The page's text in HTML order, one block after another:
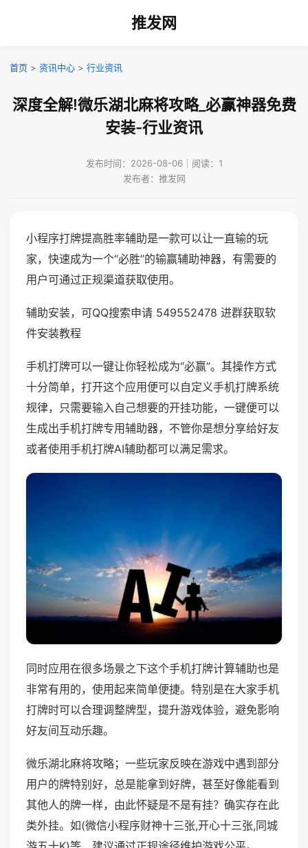
推发网
首页 > 资讯中心 > 行业资讯
深度全解!微乐湖北麻将攻略_必赢神器免费
安装-行业资讯
发布时间：2026-08-06｜阅读：1
发布者：推发网
小程序打牌提高胜率辅助是一款可以让一直输的玩
家，快速成为一个“必胜”的输赢辅助神器，有需要的
用户可通过正规渠道获取使用。
辅助安装，可QQ搜索申请 549552478 进群获取软
件安装教程
手机打牌可以一键让你轻松成为“必赢”。其操作方式
十分简单，打开这个应用便可以自定义手机打牌系统
规律，只需要输入自己想要的开挂功能，一键便可以
生成出手机打牌专用辅助器，不管你是想分享给好友
或者使用手机打牌AI辅助都可以满足需求。
同时应用在很多场景之下这个手机打牌计算辅助也是
非常有用的，使用起来简单便捷。特别是在大家手机
打牌时可以合理调整牌型，提升游戏体验，避免影响
好友间互动乐趣。
微乐湖北麻将攻略；一些玩家反映在游戏中遇到部分
用户的牌特别好，总是能拿到好牌，甚至好像能看到
其他人的牌一样，由此怀疑是不是有挂？确实存在此
类外挂。如(微信小程序财神十三张,开心十三张,同城